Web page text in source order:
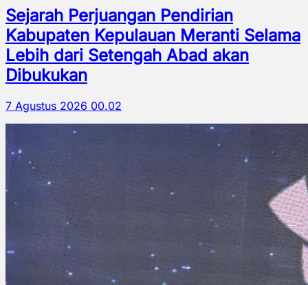
Sejarah Perjuangan Pendirian
Kabupaten Kepulauan Meranti Selama
Lebih dari Setengah Abad akan
Dibukukan
7 Agustus 2026 00.02